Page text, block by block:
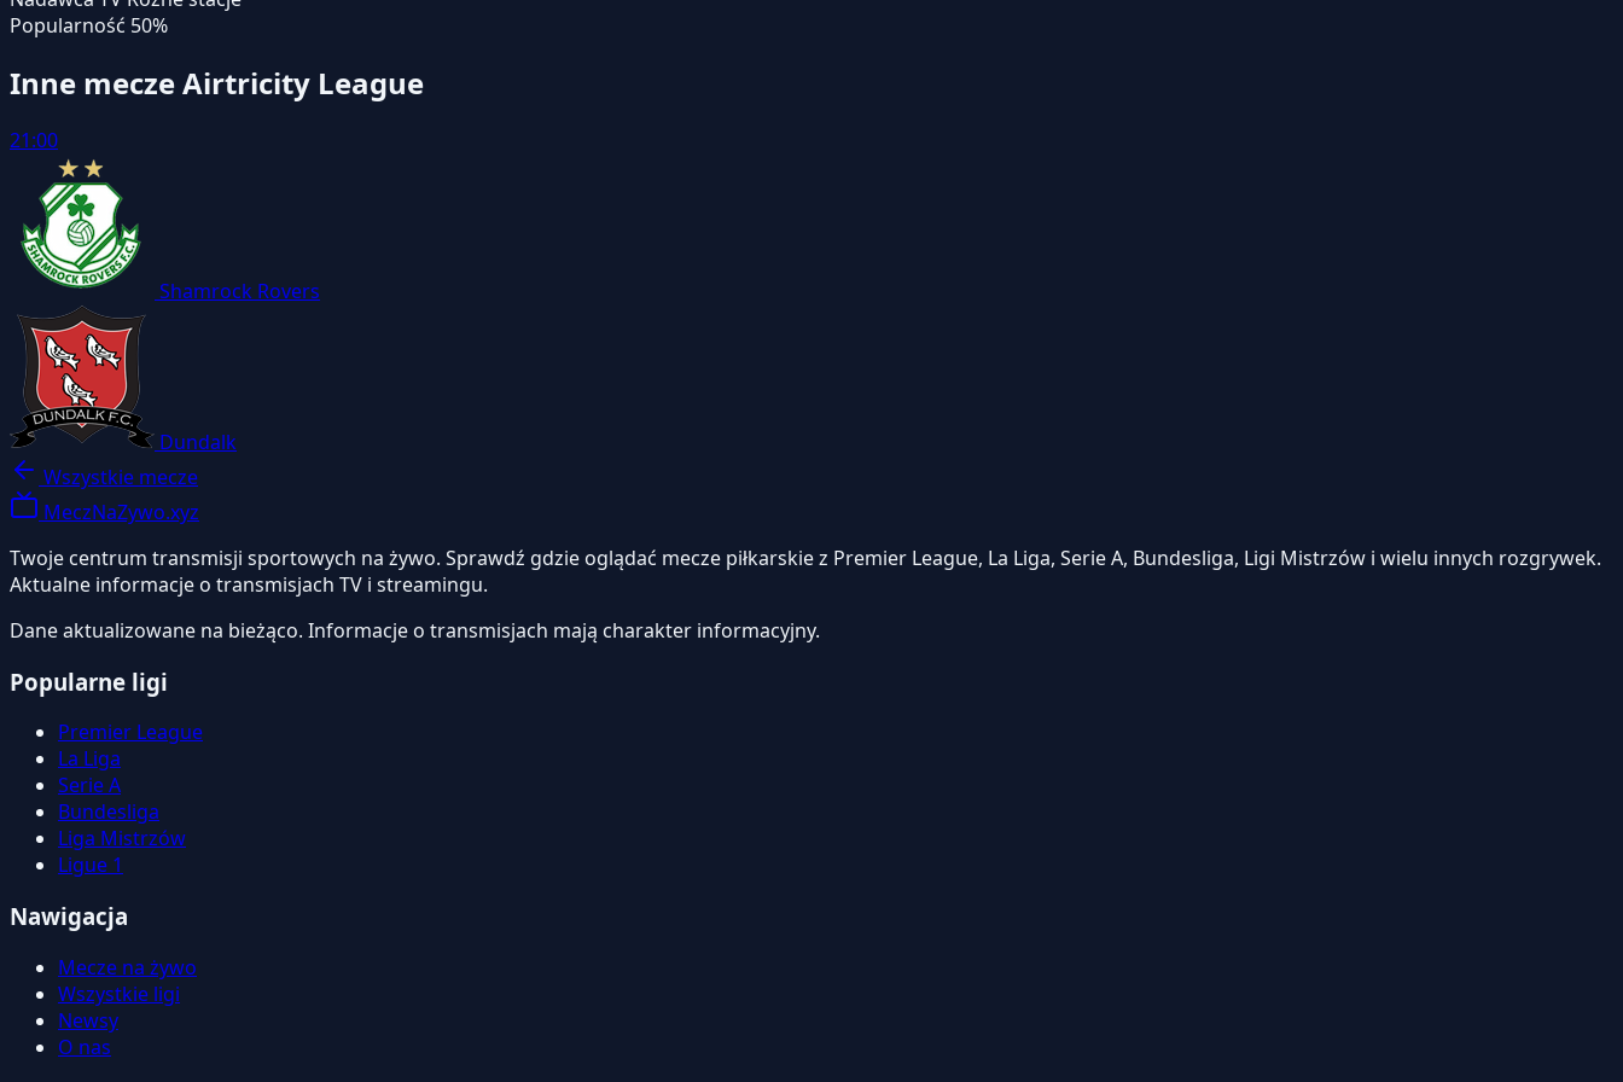
Popularność 50%
Inne mecze Airtricity League
21:00
Shamrock Rovers
Dundalk
Wszystkie mecze
MeczNaZywo.xyz
Twoje centrum transmisji sportowych na żywo. Sprawdź gdzie oglądać mecze piłkarskie z Premier League, La Liga, Serie A, Bundesliga, Ligi Mistrzów i wielu innych rozgrywek.
Aktualne informacje o transmisjach TV i streamingu.
Dane aktualizowane na bieżąco. Informacje o transmisjach mają charakter informacyjny.
Popularne ligi
Premier League
La Liga
Serie A
Bundesliga
Liga Mistrzów
Ligue 1
Nawigacja
Mecze na żywo
Wszystkie ligi
Newsy
O nas